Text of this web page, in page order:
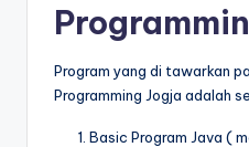
Program yang di tawarkan
Programming Jogja adalah
Basic Program Java (